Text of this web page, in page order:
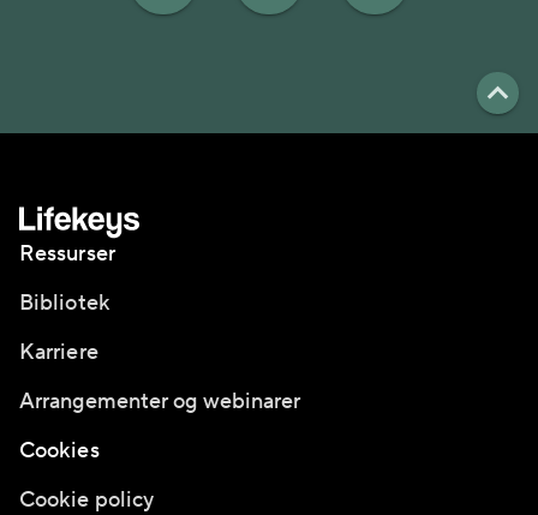
Ressurser
Bibliotek
Karriere
Arrangementer og webinarer
Cookies
Cookie policy